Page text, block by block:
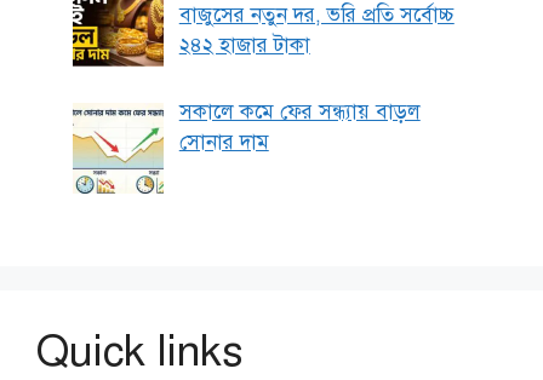
বাজুসের নতুন দর, ভরি প্রতি সর্বোচ্চ
২৪২ হাজার টাকা
সকালে কমে ফের সন্ধ্যায় বাড়ল
সোনার দাম
Quick links